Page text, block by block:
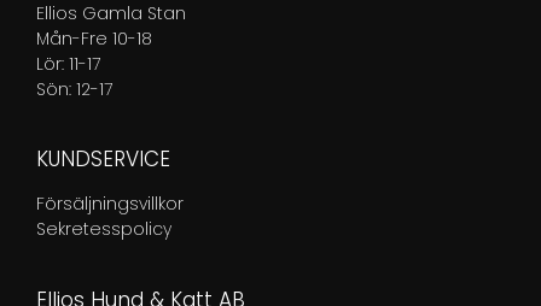
Ellios Gamla Stan
Mån-Fre 10-18
Lör: 11-17
Sön: 12-17
KUNDSERVICE
Försäljningsvillkor
Sekretesspolicy
Ellios Hund & Katt AB